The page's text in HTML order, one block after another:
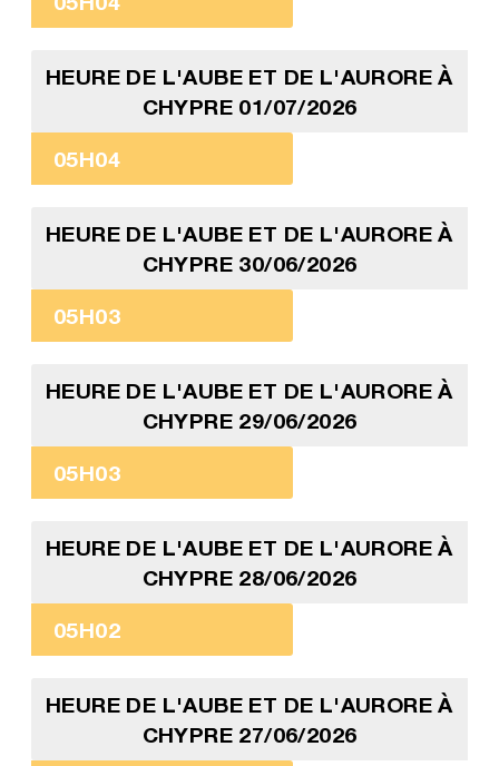
HEURE DE L'AUBE ET DE L'AURORE À
CHYPRE 01/07/2026
05H04
HEURE DE L'AUBE ET DE L'AURORE À
CHYPRE 30/06/2026
05H03
HEURE DE L'AUBE ET DE L'AURORE À
CHYPRE 29/06/2026
05H03
HEURE DE L'AUBE ET DE L'AURORE À
CHYPRE 28/06/2026
05H02
HEURE DE L'AUBE ET DE L'AURORE À
CHYPRE 27/06/2026